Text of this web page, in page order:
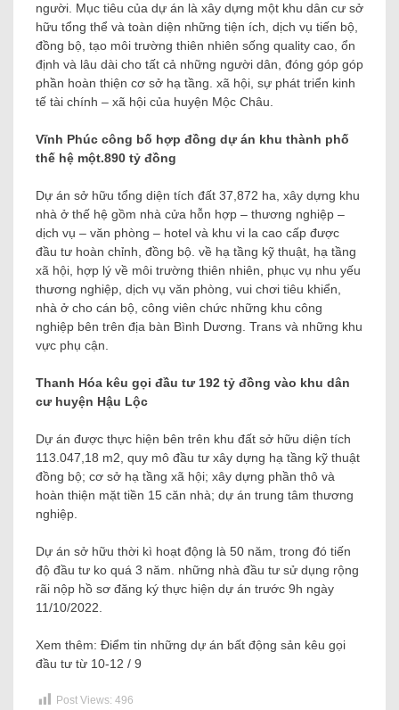
người. Mục tiêu của dự án là xây dựng một khu dân cư sở
hữu tổng thể và toàn diện những tiện ích, dịch vụ tiến bộ,
đồng bộ, tạo môi trường thiên nhiên sống quality cao, ổn
định và lâu dài cho tất cả những người dân, đóng góp góp
phần hoàn thiện cơ sở hạ tầng. xã hội, sự phát triển kinh
tế tài chính – xã hội của huyện Mộc Châu.
Vĩnh Phúc công bố hợp đồng dự án khu thành phố
thế hệ một.890 tỷ đồng
Dự án sở hữu tổng diện tích đất 37,872 ha, xây dựng khu
nhà ở thế hệ gồm nhà cửa hỗn hợp – thương nghiệp –
dịch vụ – văn phòng – hotel và khu vi la cao cấp được
đầu tư hoàn chỉnh, đồng bộ. về hạ tầng kỹ thuật, hạ tầng
xã hội, hợp lý về môi trường thiên nhiên, phục vụ nhu yếu
thương nghiệp, dịch vụ văn phòng, vui chơi tiêu khiển,
nhà ở cho cán bộ, công viên chức những khu công
nghiệp bên trên địa bàn Bình Dương. Trans và những khu
vực phụ cận.
Thanh Hóa kêu gọi đầu tư 192 tỷ đồng vào khu dân
cư huyện Hậu Lộc
Dự án được thực hiện bên trên khu đất sở hữu diện tích
113.047,18 m2, quy mô đầu tư xây dựng hạ tầng kỹ thuật
đồng bộ; cơ sở hạ tầng xã hội; xây dựng phần thô và
hoàn thiện mặt tiền 15 căn nhà; dự án trung tâm thương
nghiệp.
Dự án sở hữu thời kì hoạt động là 50 năm, trong đó tiến
độ đầu tư ko quá 3 năm. những nhà đầu tư sử dụng rộng
rãi nộp hồ sơ đăng ký thực hiện dự án trước 9h ngày
11/10/2022.
Xem thêm: Điểm tin những dự án bất động sản kêu gọi
đầu tư từ 10-12 / 9
Post Views: 496